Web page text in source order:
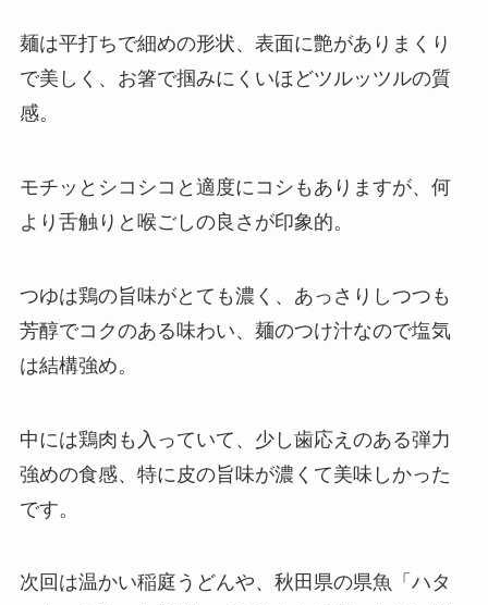
麺は平打ちで細めの形状、表面に艶がありまくり
で美しく、お箸で掴みにくいほどツルッツルの質
感。
モチッとシコシコと適度にコシもありますが、何
より舌触りと喉ごしの良さが印象的。
つゆは鶏の旨味がとても濃く、あっさりしつつも
芳醇でコクのある味わい、麺のつけ汁なので塩気
は結構強め。
中には鶏肉も入っていて、少し歯応えのある弾力
強めの食感、特に皮の旨味が濃くて美味しかった
です。
次回は温かい稲庭うどんや、秋田県の県魚「ハタ